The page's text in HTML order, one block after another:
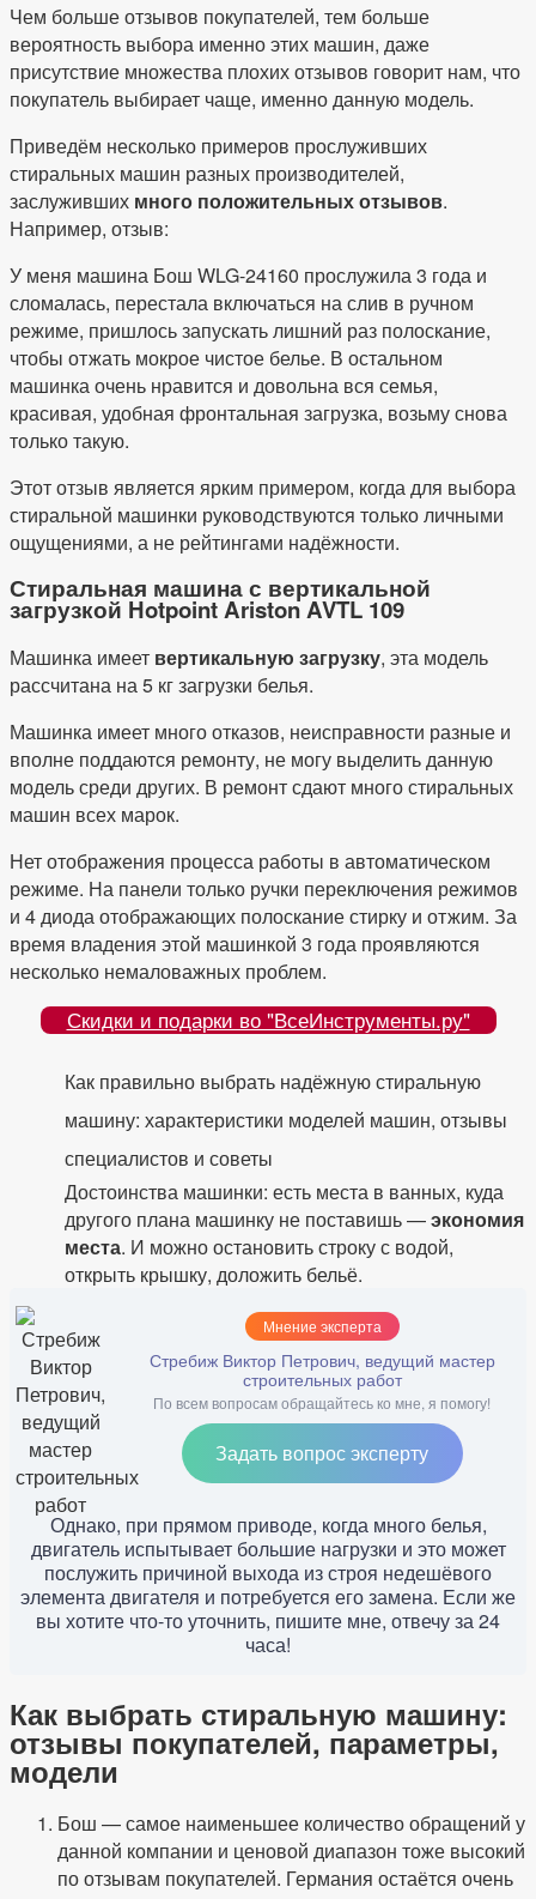
Чем больше отзывов покупателей, тем больше
вероятность выбора именно этих машин, даже
присутствие множества плохих отзывов говорит нам, что
покупатель выбирает чаще, именно данную модель.
Приведём несколько примеров прослуживших
стиральных машин разных производителей,
заслуживших много положительных отзывов.
Например, отзыв:
У меня машина Бош WLG-24160 прослужила 3 года и
сломалась, перестала включаться на слив в ручном
режиме, пришлось запускать лишний раз полоскание,
чтобы отжать мокрое чистое белье. В остальном
машинка очень нравится и довольна вся семья,
красивая, удобная фронтальная загрузка, возьму снова
только такую.
Этот отзыв является ярким примером, когда для выбора
стиральной машинки руководствуются только личными
ощущениями, а не рейтингами надёжности.
Стиральная машина с вертикальной
загрузкой Hotpoint Ariston AVTL 109
Машинка имеет вертикальную загрузку, эта модель
рассчитана на 5 кг загрузки белья.
Машинка имеет много отказов, неисправности разные и
вполне поддаются ремонту, не могу выделить данную
модель среди других. В ремонт сдают много стиральных
машин всех марок.
Нет отображения процесса работы в автоматическом
режиме. На панели только ручки переключения режимов
и 4 диода отображающих полоскание стирку и отжим. За
время владения этой машинкой 3 года проявляются
несколько немаловажных проблем.
Скидки и подарки во "ВсеИнструменты.ру"
Как правильно выбрать надёжную стиральную
машину: характеристики моделей машин, отзывы
специалистов и советы
Достоинства машинки: есть места в ванных, куда
другого плана машинку не поставишь —экономия
места. И можно остановить строку с водой,
открыть крышку, доложить бельё.
Мнение эксперта
Стребиж Виктор Петрович, ведущий мастер
строительных работ
По всем вопросам обращайтесь ко мне, я помогу!
Задать вопрос эксперту
Однако, при прямом приводе, когда много белья,
двигатель испытывает большие нагрузки и это может
послужить причиной выхода из строя недешёвого
элемента двигателя и потребуется его замена. Если же
вы хотите что-то уточнить, пишите мне, отвечу за 24
часа!
Как выбрать стиральную машину:
отзывы покупателей, параметры,
модели
Бош — самое наименьшее количество обращений у
данной компании и ценовой диапазон тоже высокий
по отзывам покупателей. Германия остаётся очень